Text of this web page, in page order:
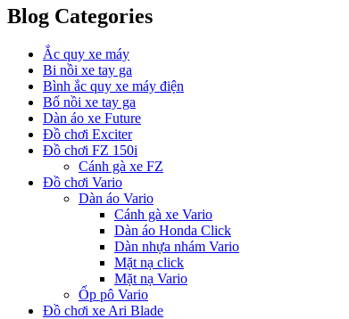
Blog Categories
Ắc quy xe máy
Bi nồi xe tay ga
Bình ắc quy xe máy điện
Bố nồi xe tay ga
Dàn áo xe Future
Đồ chơi Exciter
Đồ chơi FZ 150i
Cánh gà xe FZ
Đồ chơi Vario
Dàn áo Vario
Cánh gà xe Vario
Dàn áo Honda Click
Dàn nhựa nhám Vario
Mặt nạ click
Mặt nạ Vario
Ốp pô Vario
Đồ chơi xe Ari Blade